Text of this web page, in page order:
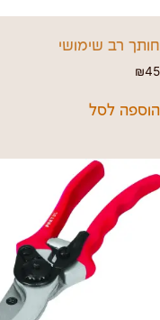
חותך רב שימושי
₪45
הוספה לסל